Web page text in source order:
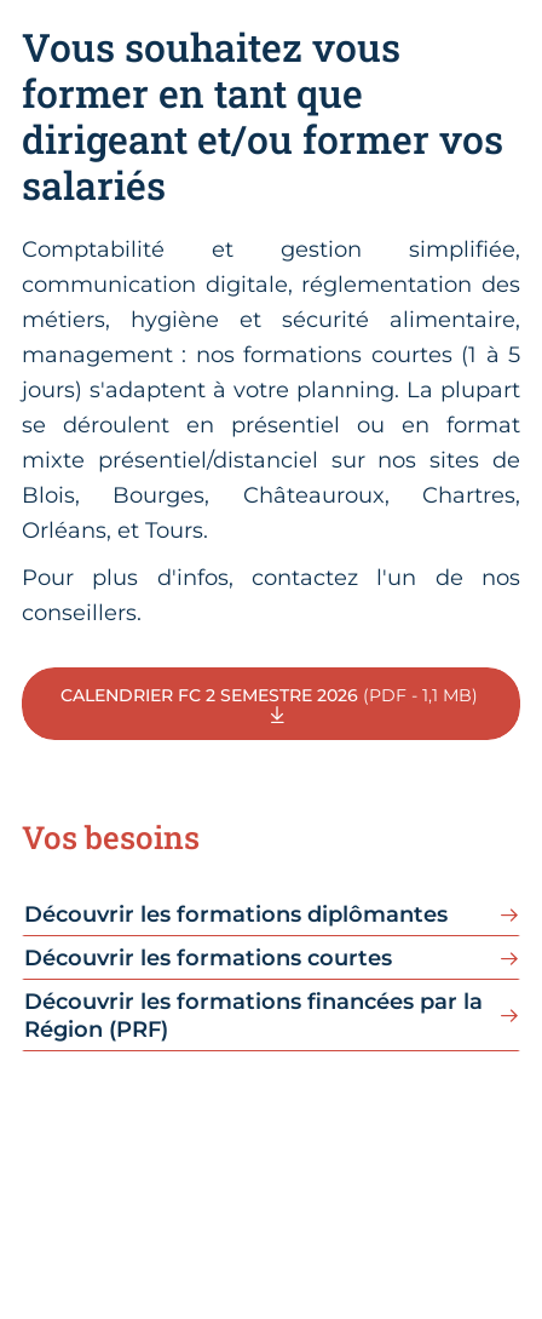
Vous souhaitez vous
former en tant que
dirigeant et/ou former vos
salariés
Comptabilité et gestion simplifiée,
communication digitale, réglementation des
métiers, hygiène et sécurité alimentaire,
management : nos formations courtes (1 à 5
jours) s'adaptent à votre planning. La plupart
se déroulent en présentiel ou en format
mixte présentiel/distanciel sur nos sites de
Blois, Bourges, Châteauroux, Chartres,
Orléans, et Tours.
Pour plus d'infos, contactez l'un de nos
conseillers.
CALENDRIER FC 2 SEMESTRE 2026(PDF - 1,1 MB)
Vos besoins
Découvrir les formations diplômantes
Découvrir les formations courtes
Découvrir les formations financées par la
Région (PRF)